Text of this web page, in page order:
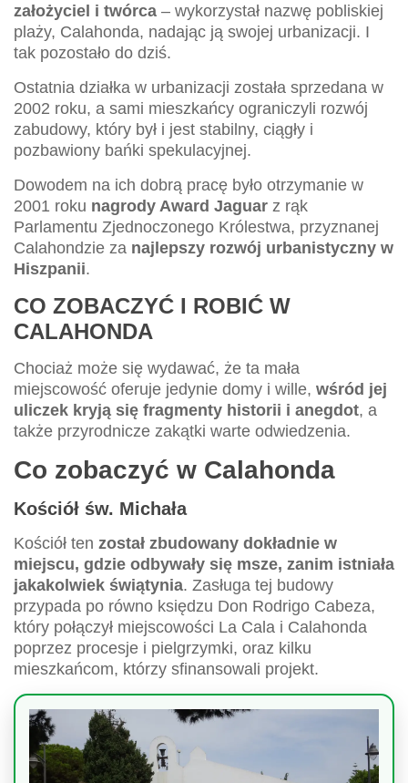
założyciel i twórca – wykorzystał nazwę pobliskiej
plaży, Calahonda, nadając ją swojej urbanizacji. I
tak pozostało do dziś.
Ostatnia działka w urbanizacji została sprzedana w
2002 roku, a sami mieszkańcy ograniczyli rozwój
zabudowy, który był i jest stabilny, ciągły i
pozbawiony bańki spekulacyjnej.
Dowodem na ich dobrą pracę było otrzymanie w
2001 roku nagrody Award Jaguar z rąk
Parlamentu Zjednoczonego Królestwa, przyznanej
Calahondzie za najlepszy rozwój urbanistyczny w
Hiszpanii.
CO ZOBACZYĆ I ROBIĆ W
CALAHONDA
Chociaż może się wydawać, że ta mała
miejscowość oferuje jedynie domy i wille, wśród jej
uliczek kryją się fragmenty historii i anegdot, a
także przyrodnicze zakątki warte odwiedzenia.
Co zobaczyć w Calahonda
Kościół św. Michała
Kościół ten został zbudowany dokładnie w
miejscu, gdzie odbywały się msze, zanim istniała
jakakolwiek świątynia. Zasługa tej budowy
przypada po równo księdzu Don Rodrigo Cabeza,
który połączył miejscowości La Cala i Calahonda
poprzez procesje i pielgrzymki, oraz kilku
mieszkańcom, którzy sfinansowali projekt.